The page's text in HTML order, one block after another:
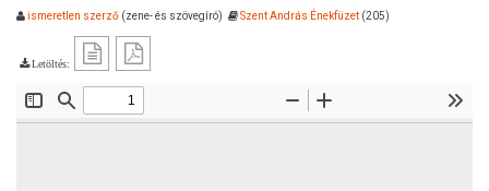
ismeretlen szerző (zene- és szövegíró) Szent András Énekfüzet (205)
Letöltés: